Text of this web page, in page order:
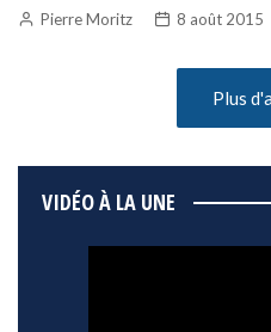
Pierre Moritz 8 août 2015
Plus
VIDÉO À LA UNE